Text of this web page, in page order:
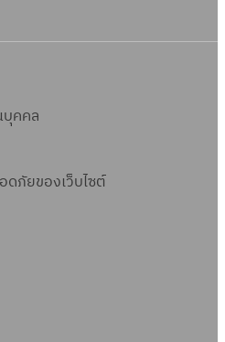
คคล
ภัยของเว็บไซต์